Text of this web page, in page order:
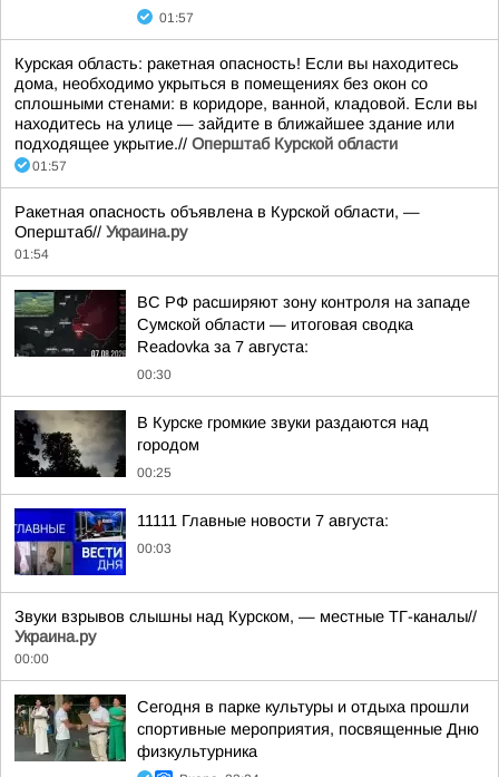
01:57
Курская область: ракетная опасность! Если вы находитесь
дома, необходимо укрыться в помещениях без окон со
сплошными стенами: в коридоре, ванной, кладовой. Если вы
находитесь на улице — зайдите в ближайшее здание или
подходящее укрытие.// Оперштаб Курской области
01:57
Ракетная опасность объявлена в Курской области, —
Оперштаб// Украина.ру
01:54
ВС РФ расширяют зону контроля на западе
Сумской области — итоговая сводка
Readovka за 7 августа:
00:30
В Курске громкие звуки раздаются над
городом
00:25
11111 Главные новости 7 августа:
00:03
Звуки взрывов слышны над Курском, — местные ТГ-каналы//
Украина.ру
00:00
Сегодня в парке культуры и отдыха прошли
спортивные мероприятия, посвященные Дню
физкультурника